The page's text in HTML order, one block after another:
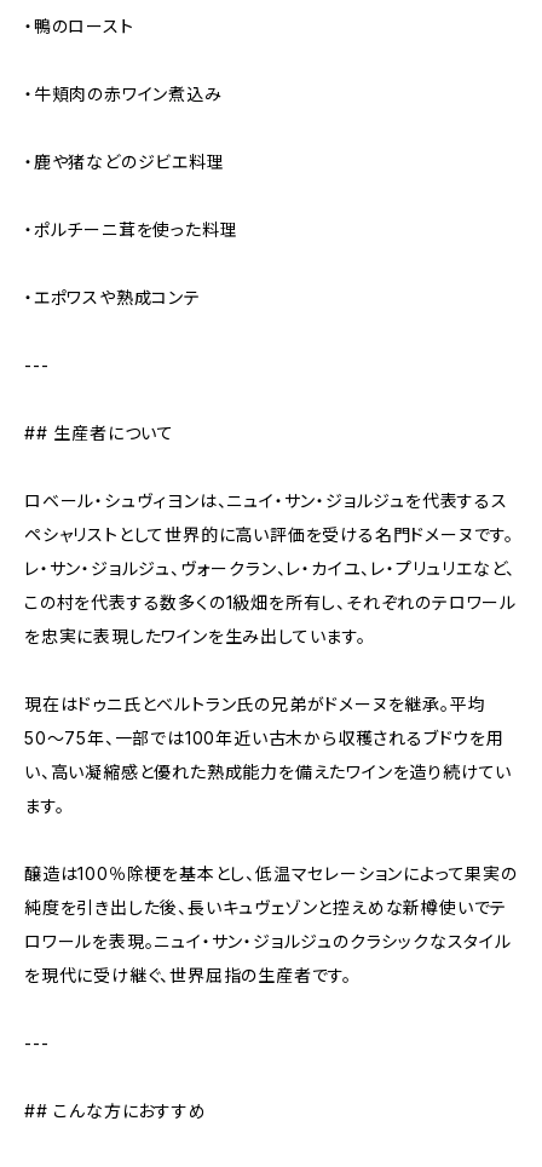
・鴨のロースト
・牛頬肉の赤ワイン煮込み
・鹿や猪などのジビエ料理
・ポルチーニ茸を使った料理
・エポワスや熟成コンテ
---
## 生産者について
ロベール・シュヴィヨンは、ニュイ・サン・ジョルジュを代表するス
ペシャリストとして世界的に高い評価を受ける名門ドメーヌです。
レ・サン・ジョルジュ、ヴォークラン、レ・カイユ、レ・プリュリエなど、
この村を代表する数多くの1級畑を所有し、それぞれのテロワール
を忠実に表現したワインを生み出しています。
現在はドゥニ氏とベルトラン氏の兄弟がドメーヌを継承。平均
50〜75年、一部では100年近い古木から収穫されるブドウを用
い、高い凝縮感と優れた熟成能力を備えたワインを造り続けてい
ます。
醸造は100％除梗を基本とし、低温マセレーションによって果実の
純度を引き出した後、長いキュヴェゾンと控えめな新樽使いでテ
ロワールを表現。ニュイ・サン・ジョルジュのクラシックなスタイル
を現代に受け継ぐ、世界屈指の生産者です。
---
## こんな方におすすめ